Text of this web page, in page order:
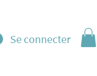
Se connecter